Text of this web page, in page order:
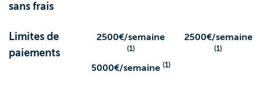
sans frais
Limites de
paiements
2500€/semaine
(1)
2500€/semaine
(1)
5000€/semaine (1)